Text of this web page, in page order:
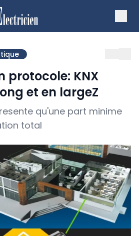
KNX
et en largeZ
qu'une part minime
total